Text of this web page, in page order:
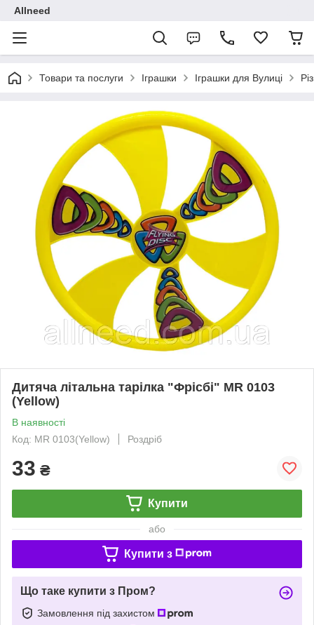
Allneed
Товари та послуги Іграшки Іграшки для Вулиці
Дитяча літальна тарілка "Фрісбі" MR 0103
(Yellow)
В наявності
Код: MR 0103(Yellow)
Роздріб
33 ₴
Купити
або
Купити з
Що таке купити з Пром?
Замовлення під захистом